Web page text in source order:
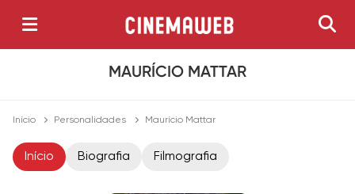
MAURÍCIO MATTAR
Início Personalidades Maurício Mattar
Início Biografia Filmografia